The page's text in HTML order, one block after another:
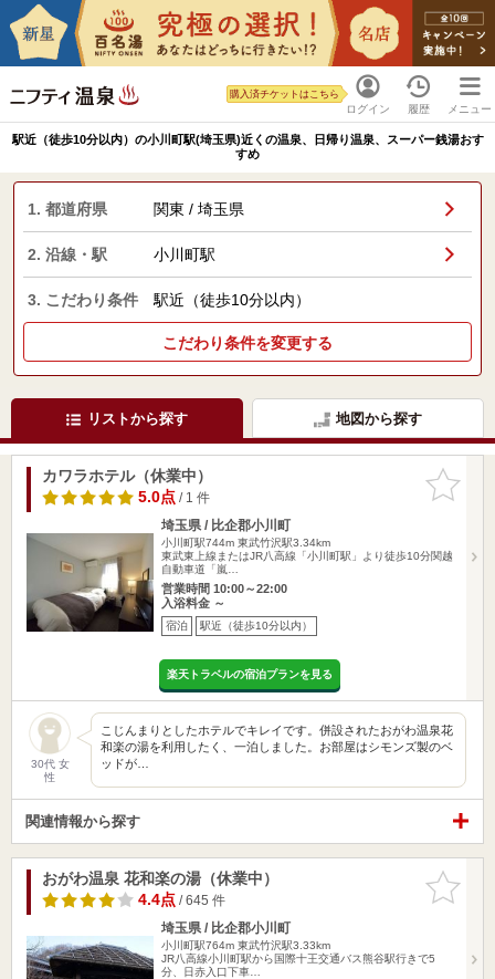
ログイン
購入済チケットはこちら
履歴 メニュー
駅近（徒歩10分以内）の小川町駅(埼玉県)近くの温泉、日帰り温泉、スーパー銭湯おす
すめ
1. 都道府県 関東 / 埼玉県
2. 沿線・駅 小川町駅
3. こだわり条件 駅近（徒歩10分以内）
こだわり条件を変更する
リストから探す 地図から探す
お気に入
りに追加
カワラホテル（休業中）
5.0点/ 1 件
埼玉県 / 比企郡小川町
小川町駅744m 東武竹沢駅3.34km
東武東上線またはJR八高線「小川町駅」より徒歩10分関越
自動車道「嵐…
営業時間 10:00～22:00
入浴料金 ～
宿泊 駅近（徒歩10分以内）
楽天トラベルの宿泊プランを見る
30代 女
性
こじんまりとしたホテルでキレイです。併設されたおがわ温泉花
和楽の湯を利用したく、一泊しました。お部屋はシモンズ製のベ
ッドが…
関連情報から探す
お気に入
りに追加
おがわ温泉 花和楽の湯（休業中）
4.4点/ 645 件
埼玉県 / 比企郡小川町
小川町駅764m 東武竹沢駅3.33km
JR八高線小川町駅から国際十王交通バス熊谷駅行きで5
分、日赤入口下車…